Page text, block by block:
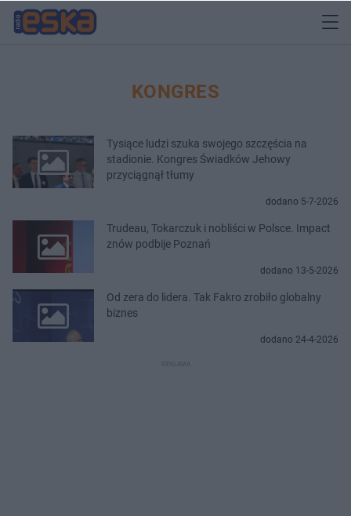
KONGRES
Tysiące ludzi szuka swojego szczęścia na
stadionie. Kongres Świadków Jehowy
przyciągnął tłumy
dodano 5-7-2026
Trudeau, Tokarczuk i nobliści w Polsce. Impact
znów podbije Poznań
dodano 13-5-2026
Od zera do lidera. Tak Fakro zrobiło globalny
biznes
dodano 24-4-2026